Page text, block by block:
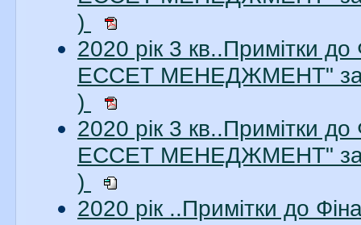
)
2020 рік 3 кв..Примітки
ЕССЕТ МЕНЕДЖМЕНТ" за
)
2020 рік 3 кв..Примітки
ЕССЕТ МЕНЕДЖМЕНТ" за
)
2020 рік ..Примітки до